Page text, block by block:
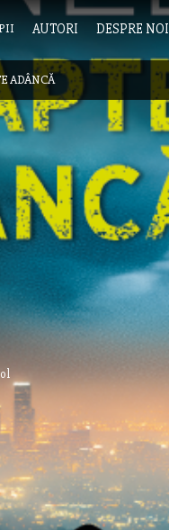
AUTORI DESPRE NOI
ADÂNCĂ